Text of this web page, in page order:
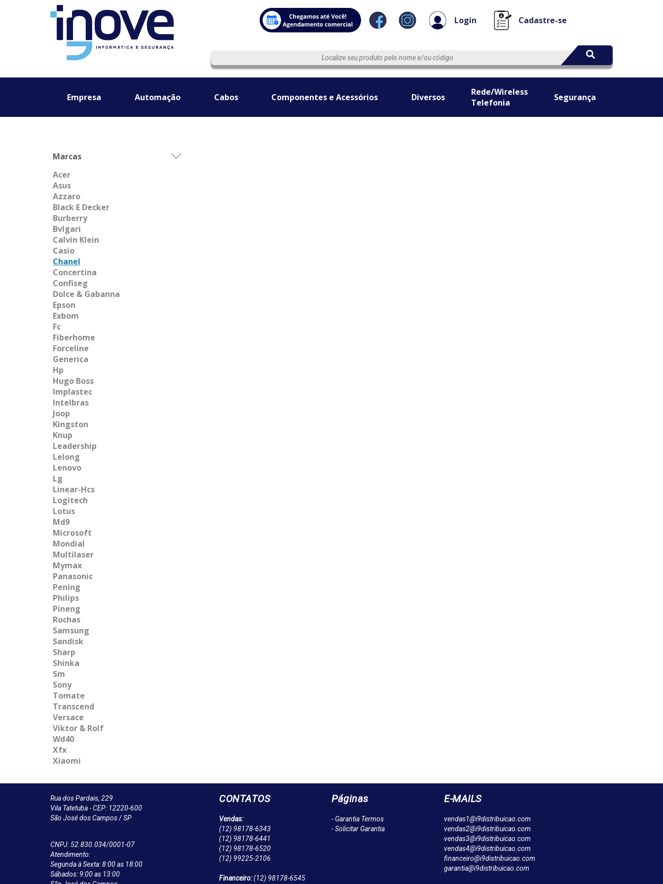
Login Cadastre-se
Empresa Automação Cabos Componentes e Acessórios Diversos
Rede/Wireless
Telefonia
Segurança
Marcas
Acer
Asus
Azzaro
Black E Decker
Burberry
Bvlgari
Calvin Klein
Casio
Chanel
Concertina
Confiseg
Dolce & Gabanna
Epson
Exbom
Fc
Fiberhome
Forceline
Generica
Hp
Hugo Boss
Implastec
Intelbras
Joop
Kingston
Knup
Leadership
Lelong
Lenovo
Lg
Linear-Hcs
Logitech
Lotus
Md9
Microsoft
Mondial
Multilaser
Mymax
Panasonic
Pening
Philips
Pineng
Rochas
Samsung
Sandisk
Sharp
Shinka
Sm
Sony
Tomate
Transcend
Versace
Viktor & Rolf
Wd40
Xfx
Xiaomi
Rua dos Pardais, 229
Vila Tatetuba - CEP: 12220-600
São José dos Campos / SP
CNPJ: 52.830.034/0001-07
Atendimento:
Segunda à Sexta: 8:00 as 18:00
Sábados: 9:00 as 13:00
CONTATOS
Vendas:
(12) 98178-6343
(12) 98178-6441
(12) 98178-6520
(12) 99225-2106
Financeiro:(12) 98178-6545
Páginas
- Garantia Termos
- Solicitar Garantia
E-MAILS
vendas1@i9distribuicao.com
vendas2@i9distribuicao.com
vendas3@i9distribuicao.com
vendas4@i9distribuicao.com
financeiro@i9distribuicao.com
garantia@i9distribuicao.com